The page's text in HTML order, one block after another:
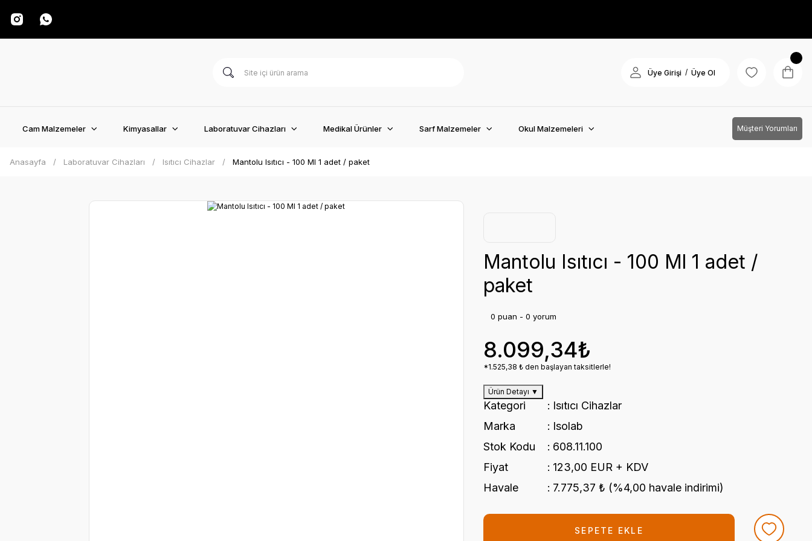
Üye Girişi / Üye Ol
Cam Malzemeler Kimyasallar Laboratuvar Cihazları Medikal Ürünler Sarf Malzemeler Okul Malzemeleri Müşteri Yorumları
Anasayfa Laboratuvar Cihazları Isıtıcı Cihazlar Mantolu Isıtıcı - 100 Ml 1 adet / paket
Mantolu Isıtıcı - 100 Ml 1 adet /
paket
0 puan - 0 yorum
8.099,34₺
*1.525,38 ₺ den başlayan taksitlerle!
Ürün Detayı ▼
Kategori
Isıtıcı Cihazlar
Marka
Isolab
Stok Kodu
608.11.100
Fiyat
123,00 EUR + KDV
Havale
7.775,37 ₺ (%4,00 havale indirimi)
SEPETE EKLE